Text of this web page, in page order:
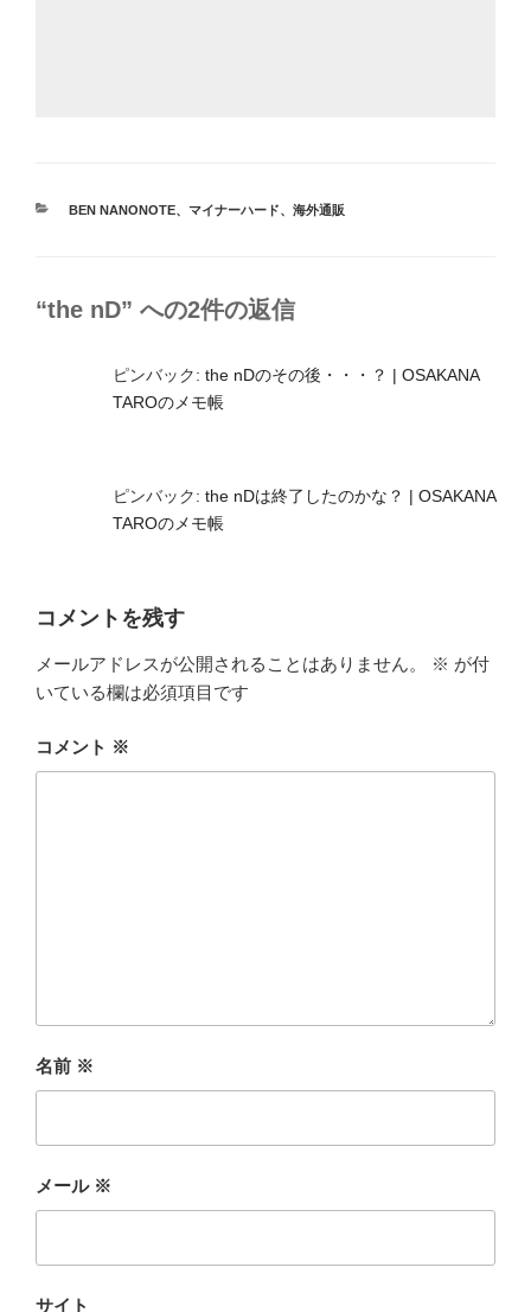
カ
BEN NANONOTE、 マイナーハード、 海外通販
“the nD” への2件の返信
ピンバック: the nDのその後・・・？ | OSAKANA
TAROのメモ帳
ピンバック: the nDは終了したのかな？ | OSAKANA
TAROのメモ帳
コメントを残す
メールアドレスが公開されることはありません。 ※ が付
いている欄は必須項目です
コメント ※
名前 ※
メール ※
サイト